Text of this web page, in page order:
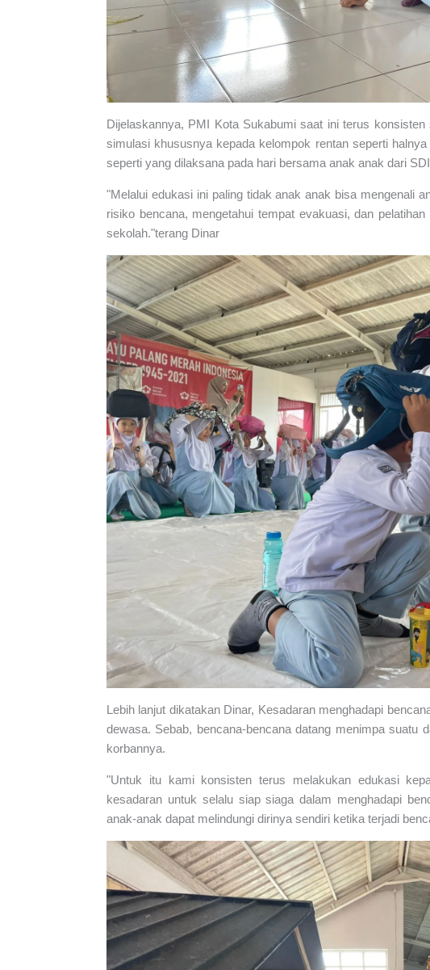
Dijelaskannya, PMI Kota Sukabumi saat ini terus
simulasi khususnya kepada kelompok rentan seperti
seperti yang dilaksana pada hari bersama anak anak dari
"Melalui edukasi ini paling tidak anak anak bisa mengenali
risiko bencana, mengetahui tempat evakuasi, dan
sekolah."terang Dinar
Lebih lanjut dikatakan Dinar, Kesadaran menghadapi
dewasa. Sebab, bencana-bencana datang menimpa suatu
korbannya.
"Untuk itu kami konsisten terus melakukan edukasi
kesadaran untuk selalu siap siaga dalam menghadapi
anak-anak dapat melindungi dirinya sendiri ketika terjadi